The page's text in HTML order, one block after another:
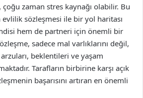
zaman stres kaynağı olabilir. Bu
evlilik sözleşmesi ile bir yol haritası
hem de partneri için önemli bir
sadece mal varlıklarını değil,
beklentileri ve yaşam
Tarafların birbirine karşı açık
başarısını artıran en önemli